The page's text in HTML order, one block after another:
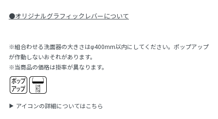
●オリジナルグラフィックレバーについて
※組合わせる洗面器の大きさはφ400mm以内にしてください。ポップアップ
が作動しないおそれがあります。
※当商品の価格は掛率が異なります。
アイコンの詳細についてはこちら